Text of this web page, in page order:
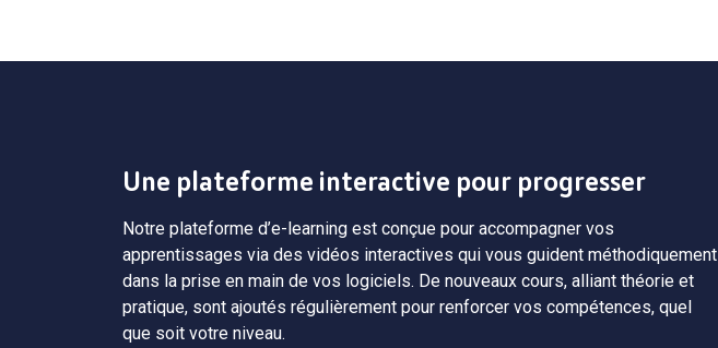
Une plateforme interactive pour progresser
Notre plateforme d’e-learning est conçue pour accompagner vos
apprentissages via des vidéos interactives qui vous guident méthodiquement
dans la prise en main de vos logiciels. De nouveaux cours, alliant théorie et
pratique, sont ajoutés régulièrement pour renforcer vos compétences, quel
que soit votre niveau.